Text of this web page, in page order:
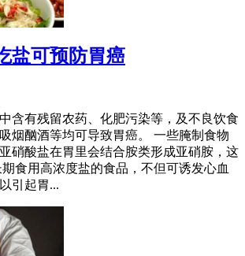
盐可预防胃癌
含有残留农药、化肥污染等，及不良饮食
烟酗酒等均可导致胃癌。 一些腌制食物
硝酸盐在胃里会结合胺类形成亚硝胺，这
食用高浓度盐的食品，不但可诱发心血
引起胃...